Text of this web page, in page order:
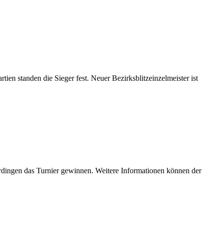
standen die Sieger fest. Neuer Bezirksblitzeinzelmeister ist
das Turnier gewinnen. Weitere Informationen können der